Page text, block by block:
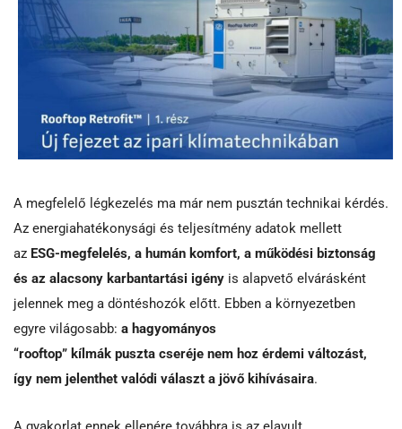
A megfelelő légkezelés ma már nem pusztán technikai kérdés.
Az energiahatékonysági és teljesítmény adatok mellett
az ESG-megfelelés, a humán komfort, a működési biztonság
és az alacsony karbantartási igény is alapvető elvárásként
jelennek meg a döntéshozók előtt. Ebben a környezetben
egyre világosabb: a hagyományos
“rooftop” kílmák puszta cseréje nem hoz érdemi változást,
így nem jelenthet valódi választ a jövő kihívásaira.